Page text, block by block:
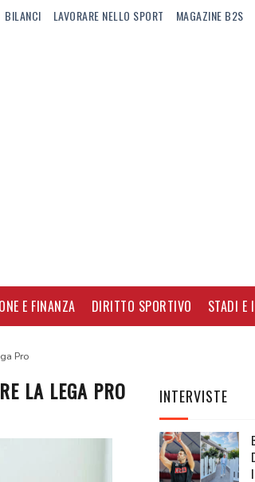
BILANCI LAVORARE NELLO SPORT MAGAZINE B2S
E FINANZA DIRITTO SPORTIVO STADI E
Pro
LA LEGA PRO INTERVISTE